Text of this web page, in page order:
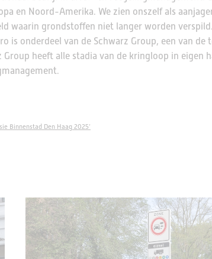
en Noord-Amerika. We zien onszelf als
waarin grondstoffen niet langer worden
is onderdeel van de Schwarz Group, een van
Group heeft alle stadia van de kringloop in eigen
Binnenstad Den Haag 2025’